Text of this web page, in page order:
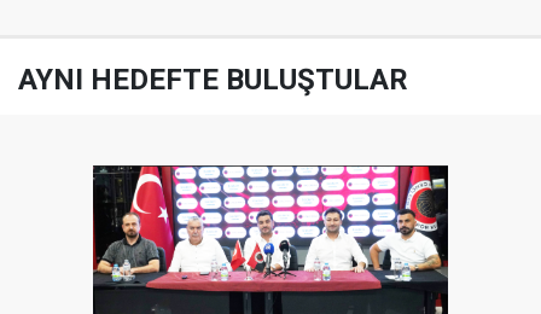
AYNI HEDEFTE BULUŞTULAR